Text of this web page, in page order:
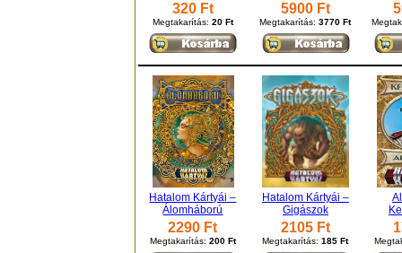
320 Ft
Megtakarítás: 20 Ft
5900 Ft
Megtakarítás:3770 Ft
Hatalom Kártyái –
Álomháború
Hatalom Kártyái –
Gigászok
2290 Ft
Megtakarítás: 200 Ft
2105 Ft
Megtakarítás:185 Ft